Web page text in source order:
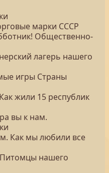
марки СССР
Общественно-
лагерь нашего
игры Страны
жили 15 республик
вы к нам.
Как мы любили все
Питомцы нашего